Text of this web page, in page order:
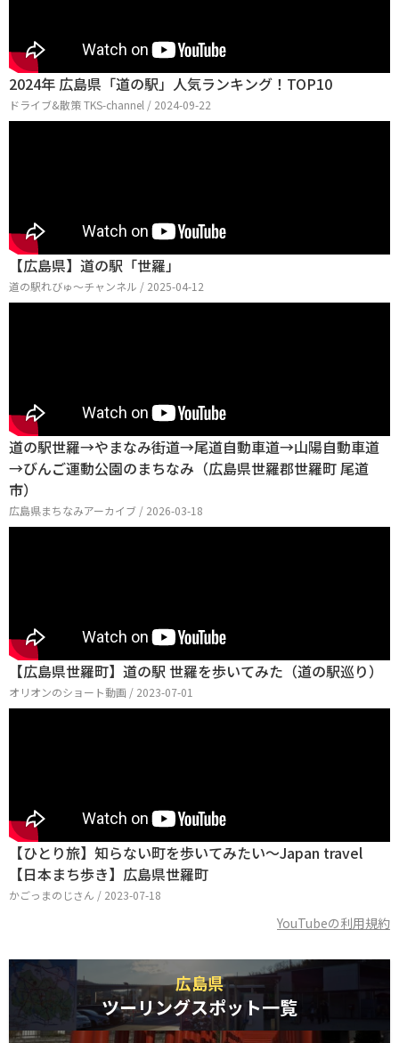
2024年 広島県「道の駅」人気ランキング！TOP10
ドライブ&散策 TKS-channel / 2024-09-22
【広島県】道の駅「世羅」
道の駅れびゅ〜チャンネル / 2025-04-12
道の駅世羅→やまなみ街道→尾道自動車道→山陽自動車道
→びんご運動公園のまちなみ（広島県世羅郡世羅町 尾道
市）
広島県まちなみアーカイブ / 2026-03-18
【広島県世羅町】道の駅 世羅を歩いてみた（道の駅巡り）
オリオンのショート動画 / 2023-07-01
【ひとり旅】知らない町を歩いてみたい～Japan travel
【日本まち歩き】広島県世羅町
かごっまのじさん / 2023-07-18
YouTubeの利用規約
広島県
ツーリングスポット一覧